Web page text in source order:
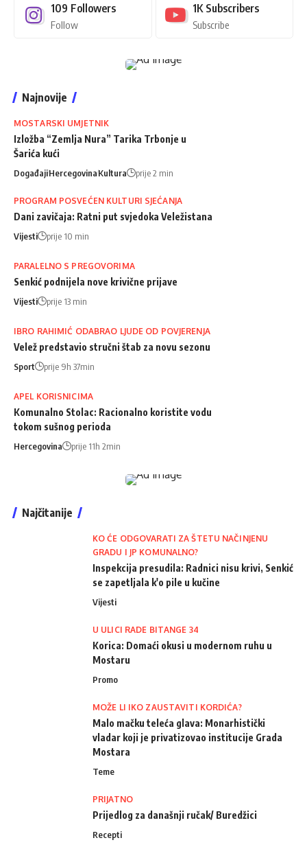
109 Followers
Follow
1K Subscribers
Subscribe
Najnovije
MOSTARSKI UMJETNIK
Izložba “Zemlja Nura” Tarika Trbonje u
Šarića kući
DogađajiHercegovinaKultura prije 2 min
PROGRAM POSVEĆEN KULTURI SJEĆANJA
Dani zavičaja: Ratni put svjedoka Veležistana
Vijesti prije 10 min
PARALELNO S PREGOVORIMA
Senkić podnijela nove krivične prijave
Vijesti prije 13 min
IBRO RAHIMIĆ ODABRAO LJUDE OD POVJERENJA
Velež predstavio stručni štab za novu sezonu
Sport prije 9h 37min
APEL KORISNICIMA
Komunalno Stolac: Racionalno koristite vodu
tokom sušnog perioda
Hercegovina prije 11h 2min
Najčitanije
KO ĆE ODGOVARATI ZA ŠTETU NAČINJENU
GRADU I JP KOMUNALNO?
Inspekcija presudila: Radnici nisu krivi, Senkić
se zapetljala k'o pile u kučine
Vijesti
U ULICI RADE BITANGE 34
Korica: Domaći okusi u modernom ruhu u
Mostaru
Promo
MOŽE LI IKO ZAUSTAVITI KORDIĆA?
Malo mačku teleća glava: Monarhistički
vladar koji je privatizovao institucije Grada
Mostara
Teme
PRIJATNO
Prijedlog za današnji ručak/ Buredžici
Recepti